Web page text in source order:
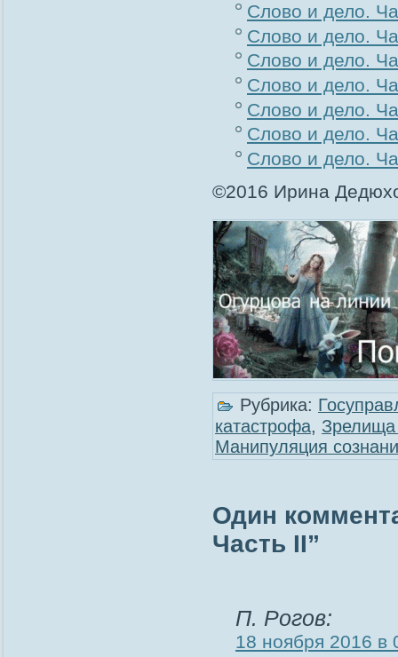
Слово и дело.
Слово и дело.
Слово и дело.
Слово и дело.
Слово и дело.
Слово и дело.
Слово и дело.
©2016 Ирина
Рубрика:
катастрофа, Зрелища
Манипуляция
Один
Часть II”
П. Рогов:
18 ноября 2016 в